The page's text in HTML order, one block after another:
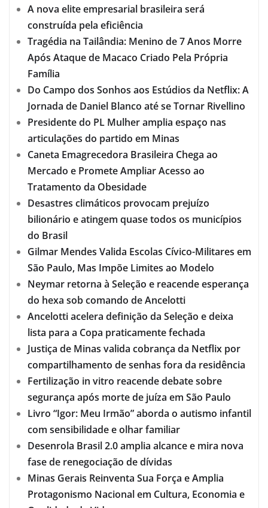
A nova elite empresarial brasileira será
construída pela eficiência
Tragédia na Tailândia: Menino de 7 Anos Morre
Após Ataque de Macaco Criado Pela Própria
Família
Do Campo dos Sonhos aos Estúdios da Netflix: A
Jornada de Daniel Blanco até se Tornar Rivellino
Presidente do PL Mulher amplia espaço nas
articulações do partido em Minas
Caneta Emagrecedora Brasileira Chega ao
Mercado e Promete Ampliar Acesso ao
Tratamento da Obesidade
Desastres climáticos provocam prejuízo
bilionário e atingem quase todos os municípios
do Brasil
Gilmar Mendes Valida Escolas Cívico-Militares em
São Paulo, Mas Impõe Limites ao Modelo
Neymar retorna à Seleção e reacende esperança
do hexa sob comando de Ancelotti
Ancelotti acelera definição da Seleção e deixa
lista para a Copa praticamente fechada
Justiça de Minas valida cobrança da Netflix por
compartilhamento de senhas fora da residência
Fertilização in vitro reacende debate sobre
segurança após morte de juíza em São Paulo
Livro “Igor: Meu Irmão” aborda o autismo infantil
com sensibilidade e olhar familiar
Desenrola Brasil 2.0 amplia alcance e mira nova
fase de renegociação de dívidas
Minas Gerais Reinventa Sua Força e Amplia
Protagonismo Nacional em Cultura, Economia e